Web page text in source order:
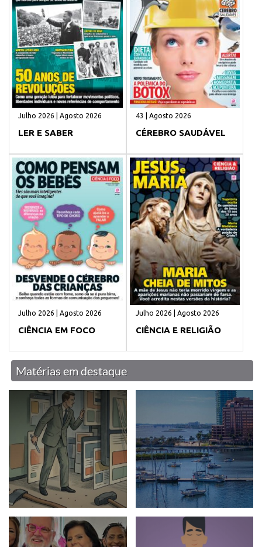
Julho 2026 | Agosto 2026
LER E SABER
43 | Agosto 2026
CÉREBRO SAUDÁVEL
Julho 2026 | Agosto 2026
CIÊNCIA EM FOCO
Julho 2026 | Agosto 2026
CIÊNCIA E RELIGIÃO
Matérias em destaque
A ilusão do novo metro
quadrado
Palm Beaches - Florida com
Luxo e História